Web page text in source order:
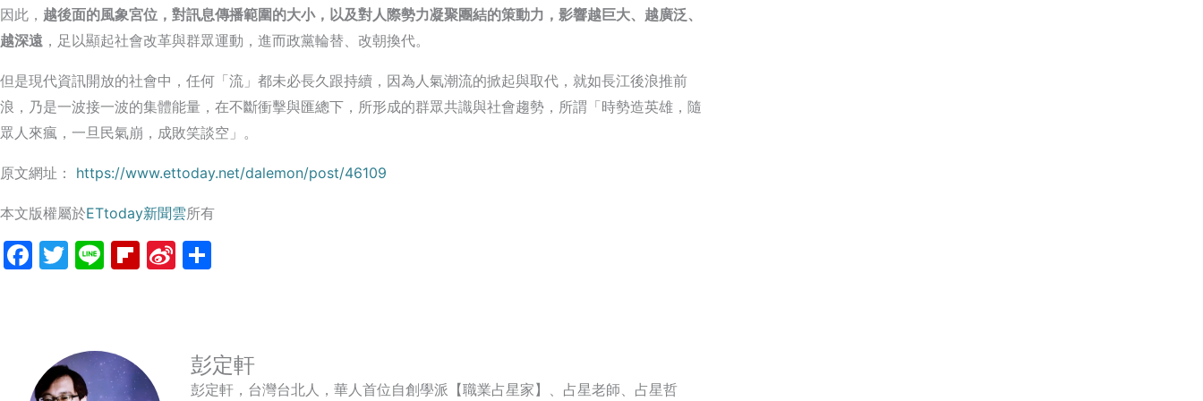
因此， 越後面的風象宮位，對訊息傳播範圍的大小，以及對人際勢力凝聚團結的策動力，影響越巨大、越廣泛、
越深遠 ，足以顯起社會改革與群眾運動，進而政黨輪替、改朝換代。
但是現代資訊開放的社會中，任何「流」都未必長久跟持續，因為人氣潮流的掀起與取代，就如長江後浪推前
浪，乃是一波接一波的集體能量，在不斷衝擊與匯總下，所形成的群眾共識與社會趨勢，所謂「時勢造英雄，隨
眾人來瘋，一旦民氣崩，成敗笑談空」。
原文網址： https://www.ettoday.net/dalemon/post/46109
本文版權屬於ETtoday新聞雲所有
Facebook
Twitter
LineFlipboard
Sina
彭定軒
彭定軒，台灣台北人，華人首位自創學派【職業占星家】、占星老師、占星哲